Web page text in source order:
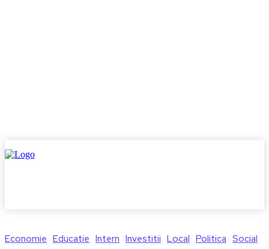
Economie Educatie Intern Investitii Local Politica Social